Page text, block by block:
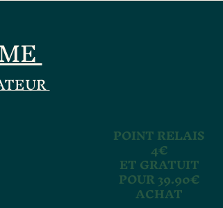
POINT RELAIS
4€
ET GRATUIT
POUR 39.90€
ACHAT